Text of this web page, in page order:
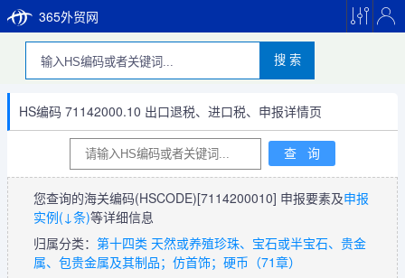
365外贸网
搜 索
HS编码 71142000.10 出口退税、进口税、申报详情页
您查询的海关编码(HSCODE)[7114200010] 申报要素及申报
实例(↓条)等详细信息
归属分类： 第十四类 天然或养殖珍珠、宝石或半宝石、贵金
属、包贵金属及其制品；仿首饰；硬币（71章）